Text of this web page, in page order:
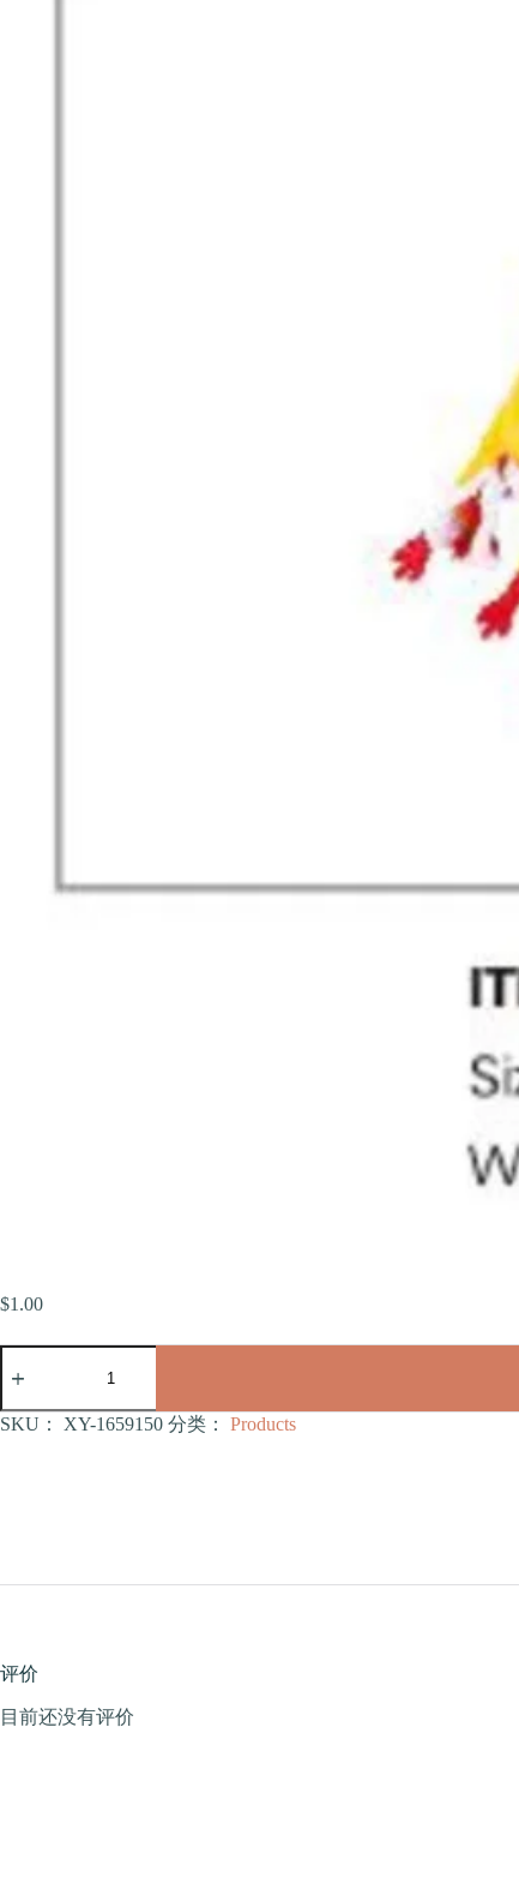
$1.00
物
具
SKU： XY-1659150 分类： Products
评价
目前还没有评价